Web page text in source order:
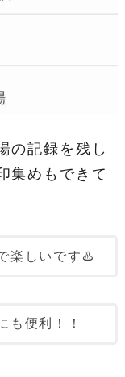
の記録を残し
集めもできて
楽しいです♨️
も便利！！